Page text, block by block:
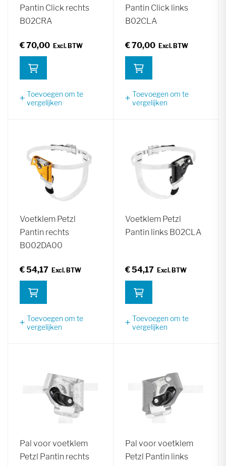
Pantin Click rechts
B02CRA
€ 70,00
Toevoegen om te
vergelijken
Pantin Click links
B02CLA
€ 70,00
Toevoegen om te
vergelijken
Voetklem Petzl
Pantin rechts
B002DA00
€ 54,17
Toevoegen om te
vergelijken
Voetklem Petzl
Pantin links B02CLA
€ 54,17
Toevoegen om te
vergelijken
Pal voor voetklem
Petzl Pantin rechts
Pal voor voetklem
Petzl Pantin links